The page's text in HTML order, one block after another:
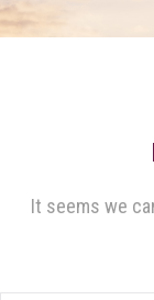
It seems we